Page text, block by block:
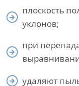
плоскость
уклонов;
при
удаляют